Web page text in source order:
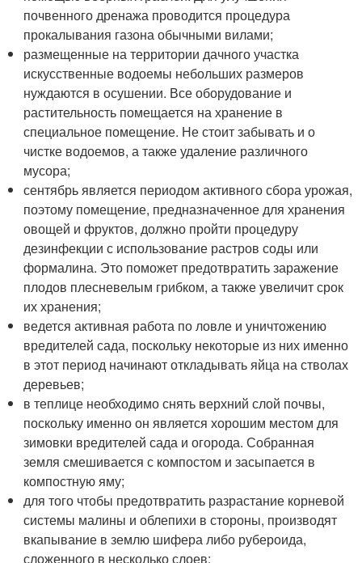
почвенного дренажа проводится процедура
прокалывания газона обычными вилами;
размещенные на территории дачного участка
искусственные водоемы небольших размеров
нуждаются в осушении. Все оборудование и
растительность помещается на хранение в
специальное помещение. Не стоит забывать и о
чистке водоемов, а также удаление различного
мусора;
сентябрь является периодом активного сбора урожая,
поэтому помещение, предназначенное для хранения
овощей и фруктов, должно пройти процедуру
дезинфекции с использование растров соды или
формалина. Это поможет предотвратить заражение
плодов плесневелым грибком, а также увеличит срок
их хранения;
ведется активная работа по ловле и уничтожению
вредителей сада, поскольку некоторые из них именно
в этот период начинают откладывать яйца на стволах
деревьев;
в теплице необходимо снять верхний слой почвы,
поскольку именно он является хорошим местом для
зимовки вредителей сада и огорода. Собранная
земля смешивается с компостом и засыпается в
компостную яму;
для того чтобы предотвратить разрастание корневой
системы малины и облепихи в стороны, производят
вкапывание в землю шифера либо рубероида,
сложенного в несколько слоев;